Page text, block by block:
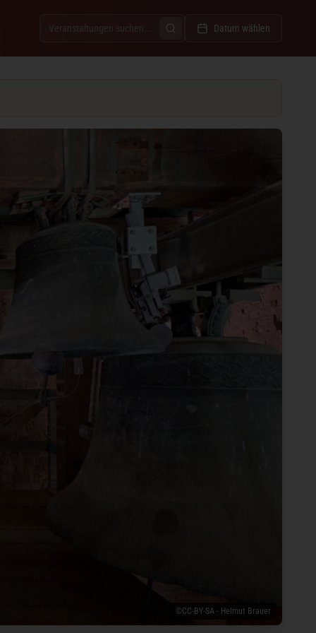
Datum wählen
©CC-BY-SA - Helmut Brauer